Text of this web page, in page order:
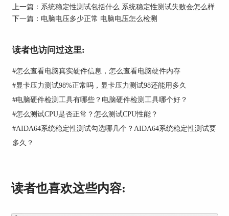
图一：显卡显存容量
显存的容量若没有问题，我们可以检查一下电脑显
卡性能，给电脑做个GPU测试来检测显卡是否出现
故障，GPU图像处理器是显示的核心，可以为我们
电脑的运行提供辅助功能。 GPU测试可以在
AIDA64软件首页中“工具”栏里找到，如图二所
示。
上一篇： 系统稳定性测试包括什么 系统稳定性测试失败会怎么样
下一篇： 电脑电压多少正常 电脑电压怎么检测
读者也访问过这里:
#怎么查看电脑真实硬件信息，怎么查看电脑硬件内存
#显卡压力测试98%正常吗，显卡压力测试98还能用多久
#电脑硬件检测工具有哪些？电脑硬件检测工具哪个好？
#怎么测试CPU是否正常？怎么测试CPU性能？
#AIDA64系统稳定性测试勾选哪几个？AIDA64系统稳定性测试要
多久？
读者也喜欢这些内容: